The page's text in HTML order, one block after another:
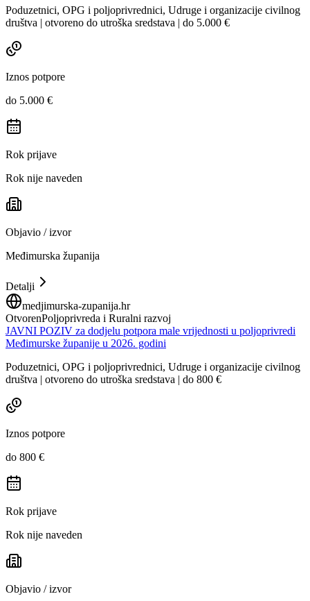
Poduzetnici, OPG i poljoprivrednici, Udruge i organizacije civilnog
društva | otvoreno do utroška sredstava | do 5.000 €
Iznos potpore
do 5.000 €
Rok prijave
Rok nije naveden
Objavio / izvor
Međimurska županija
Detalji
medjimurska-zupanija.hr
OtvorenPoljoprivreda i Ruralni razvoj
JAVNI POZIV za dodjelu potpora male vrijednosti u poljoprivredi
Međimurske županije u 2026. godini
Poduzetnici, OPG i poljoprivrednici, Udruge i organizacije civilnog
društva | otvoreno do utroška sredstava | do 800 €
Iznos potpore
do 800 €
Rok prijave
Rok nije naveden
Objavio / izvor